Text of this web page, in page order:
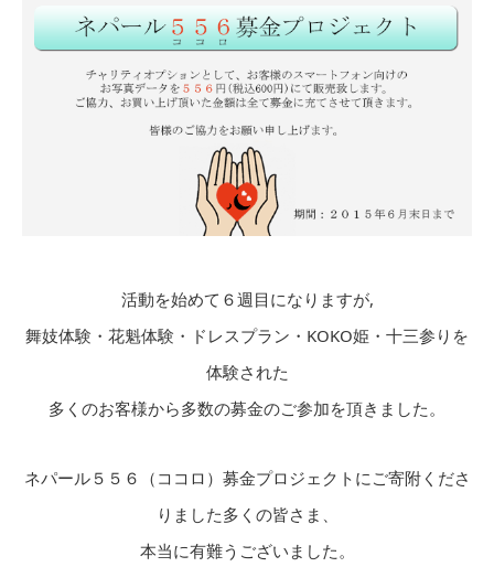
活動を始めて６週目になりますが,
舞妓体験・花魁体験・ドレスプラン・KOKO姫・十三参りを
体験された
多くのお客様から多数の募金のご参加を頂きました。
ネパール５５６（ココロ）募金プロジェクトにご寄附くださ
りました多くの皆さま、
本当に有難うございました。